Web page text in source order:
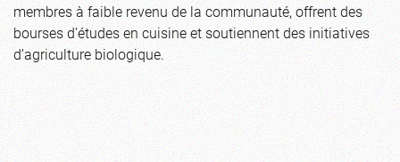
membres à faible revenu de la communauté, offrent des
bourses d’études en cuisine et soutiennent des initiatives
d’agriculture biologique.